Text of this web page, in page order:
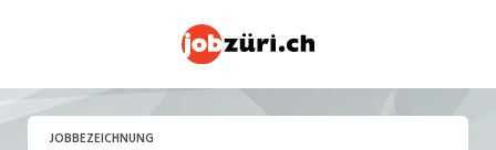
JOBBEZEICHNUNG